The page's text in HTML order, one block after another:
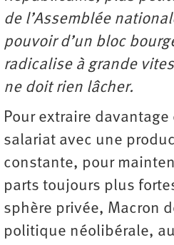
de l’Assemblée
pouvoir d’un bloc
radicalise à grande
ne doit rien lâcher.
Pour extraire
salariat avec une
constante, pour
parts toujours plus
sphère privée, Macron
politique néolibérale,